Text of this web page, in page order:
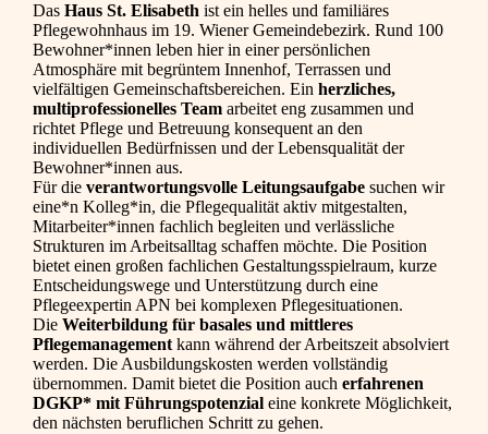
Das Haus St. Elisabeth ist ein helles und familiäres
Pflegewohnhaus im 19. Wiener Gemeindebezirk. Rund 100
Bewohner*innen leben hier in einer persönlichen
Atmosphäre mit begrüntem Innenhof, Terrassen und
vielfältigen Gemeinschaftsbereichen. Ein herzliches,
multiprofessionelles Team arbeitet eng zusammen und
richtet Pflege und Betreuung konsequent an den
individuellen Bedürfnissen und der Lebensqualität der
Bewohner*innen aus.
Für die verantwortungsvolle Leitungsaufgabe suchen wir
eine*n Kolleg*in, die Pflegequalität aktiv mitgestalten,
Mitarbeiter*innen fachlich begleiten und verlässliche
Strukturen im Arbeitsalltag schaffen möchte. Die Position
bietet einen großen fachlichen Gestaltungsspielraum, kurze
Entscheidungswege und Unterstützung durch eine
Pflegeexpertin APN bei komplexen Pflegesituationen.
Die Weiterbildung für basales und mittleres
Pflegemanagement kann während der Arbeitszeit absolviert
werden. Die Ausbildungskosten werden vollständig
übernommen. Damit bietet die Position auch erfahrenen
DGKP* mit Führungspotenzial eine konkrete Möglichkeit,
den nächsten beruflichen Schritt zu gehen.